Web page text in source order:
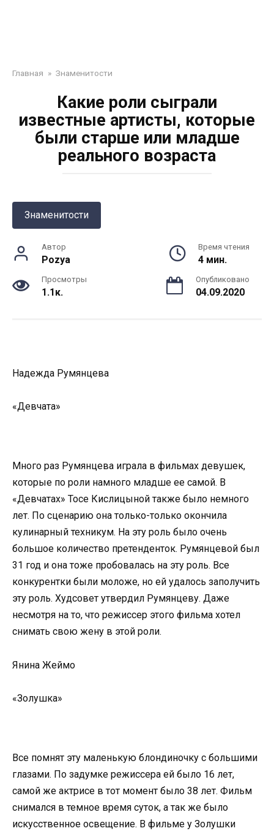
Главная » Знаменитости
Какие роли сыграли
известные артисты, которые
были старше или младше
реального возраста
Знаменитости
Автор
Pozya
Время чтения
4 мин.
Просмотры
1.1к.
Опубликовано
04.09.2020
Надежда Румянцева
«Девчата»
Много раз Румянцева играла в фильмах девушек,
которые по роли намного младше ее самой. В
«Девчатах» Тосе Кислицыной также было немного
лет. По сценарию она только-только окончила
кулинарный техникум. На эту роль было очень
большое количество претенденток. Румянцевой был
31 год и она тоже пробовалась на эту роль. Все
конкурентки были моложе, но ей удалось заполучить
эту роль. Худсовет утвердил Румянцеву. Даже
несмотря на то, что режиссер этого фильма хотел
снимать свою жену в этой роли.
Янина Жеймо
«Золушка»
Все помнят эту маленькую блондиночку с большими
глазами. По задумке режиссера ей было 16 лет,
самой же актрисе в тот момент было 38 лет. Фильм
снимался в темное время суток, а так же было
искусственное освещение. В фильме у Золушки